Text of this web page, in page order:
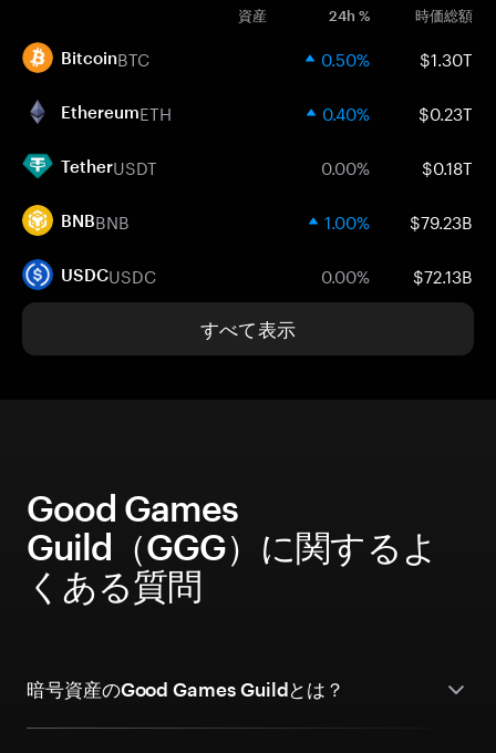
資産 24h % 時価総額
BitcoinBTC 0.50% $1.30T
EthereumETH 0.40% $0.23T
TetherUSDT 0.00% $0.18T
BNBBNB 1.00% $79.23B
USDCUSDC 0.00% $72.13B
すべて表示
Good Games
Guild（GGG）に関するよ
くある質問
暗号資産のGood Games Guildとは？